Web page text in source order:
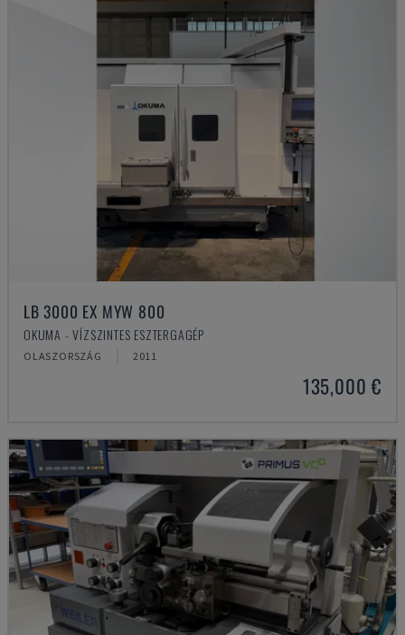
LB 3000 EX MYW 800
OKUMA - VÍZSZINTES ESZTERGAGÉP
OLASZORSZÁG 2011
135,000 €